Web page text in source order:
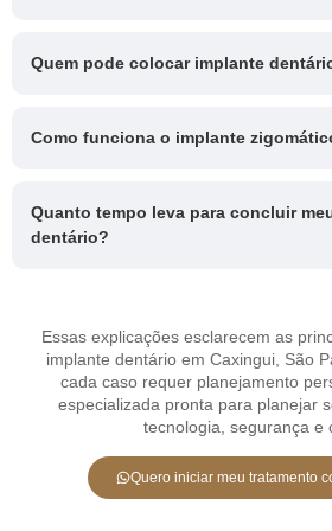
Quem pode colocar implante
Como funciona o implante
Quanto tempo leva para concluir
dentário?
Essas explicações esclarecem as
implante dentário em Caxingui, São
cada caso requer planejamento
especializada pronta para planejar
tecnologia, segurança e
Quero iniciar meu tratamento